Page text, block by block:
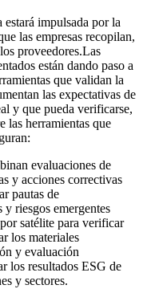
impulsada por la
las empresas recopilan,
proveedores.Las
están dando paso a
que validan la
las expectativas de
y que pueda verificarse,
las herramientas que
evaluaciones de
y acciones correctivas
pautas de
riesgos emergentes
satélite para verificar
los materiales
y evaluación
los resultados ESG de
y sectores.